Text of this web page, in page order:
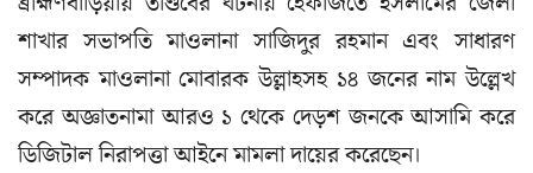
শাখার সভাপতি মাওলানা সাজিদুর রহমান এবং সাধারণ
সম্পাদক মাওলানা মোবারক উল্লাহসহ ১৪ জনের নাম উল্লেখ
করে অজ্ঞাতনামা আরও ১ থেকে দেড়শ জনকে আসামি করে
ডিজিটাল নিরাপত্তা আইনে মামলা দায়ের করেছেন।